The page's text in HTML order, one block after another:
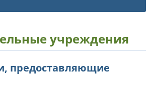
учреждения
предоставляющие